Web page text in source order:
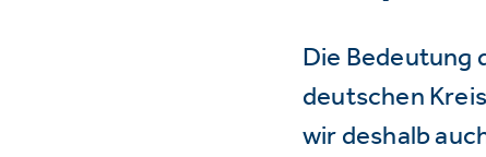
Die Bedeutung
deutschen
wir deshalb